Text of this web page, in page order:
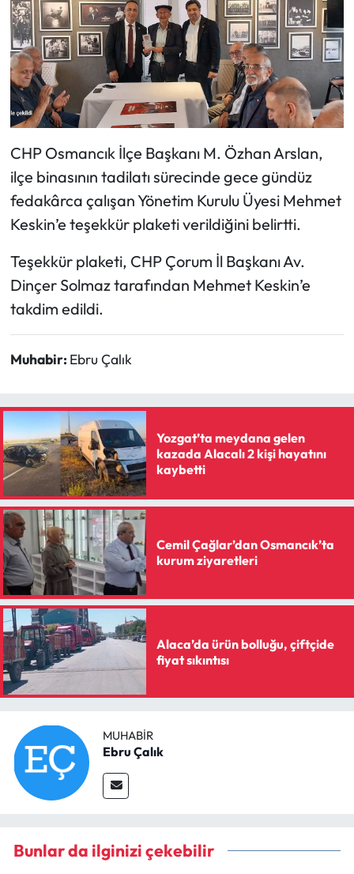
CHP Osmancık İlçe Başkanı M. Özhan Arslan,
ilçe binasının tadilatı sürecinde gece gündüz
fedakârca çalışan Yönetim Kurulu Üyesi Mehmet
Keskin’e teşekkür plaketi verildiğini belirtti.
Teşekkür plaketi, CHP Çorum İl Başkanı Av.
Dinçer Solmaz tarafından Mehmet Keskin’e
takdim edildi.
Muhabir: Ebru Çalık
Yozgat’ta meydana gelen
kazada Alacalı 2 kişi hayatını
kaybetti
Cemil Çağlar’dan Osmancık’ta
kurum ziyaretleri
Alaca’da ürün bolluğu, çiftçide
fiyat sıkıntısı
MUHABIR
Ebru Çalık
Bunlar da ilginizi çekebilir
Otomotiv
Resmi İlan
Resmi Reklam
Sağlık
Siyaset
Spor
Sungurlu Haberleri
Turizm
Uğurludağ Haberleri
Yayla Haber
Yemek Tarifleri
Yerel Haberler